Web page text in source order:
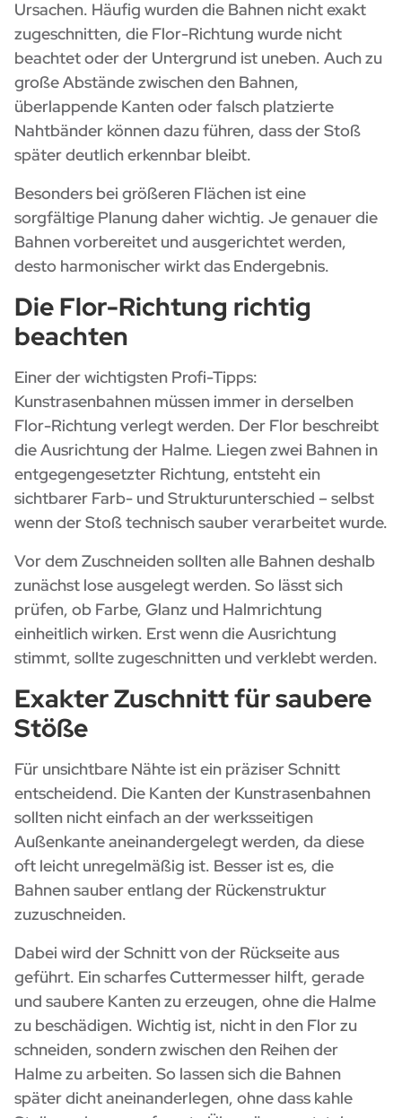
Ursachen. Häufig wurden die Bahnen nicht exakt
zugeschnitten, die Flor-Richtung wurde nicht
beachtet oder der Untergrund ist uneben. Auch zu
große Abstände zwischen den Bahnen,
überlappende Kanten oder falsch platzierte
Nahtbänder können dazu führen, dass der Stoß
später deutlich erkennbar bleibt.
Besonders bei größeren Flächen ist eine
sorgfältige Planung daher wichtig. Je genauer die
Bahnen vorbereitet und ausgerichtet werden,
desto harmonischer wirkt das Endergebnis.
Die Flor-Richtung richtig
beachten
Einer der wichtigsten Profi-Tipps:
Kunstrasenbahnen müssen immer in derselben
Flor-Richtung verlegt werden. Der Flor beschreibt
die Ausrichtung der Halme. Liegen zwei Bahnen in
entgegengesetzter Richtung, entsteht ein
sichtbarer Farb- und Strukturunterschied – selbst
wenn der Stoß technisch sauber verarbeitet wurde.
Vor dem Zuschneiden sollten alle Bahnen deshalb
zunächst lose ausgelegt werden. So lässt sich
prüfen, ob Farbe, Glanz und Halmrichtung
einheitlich wirken. Erst wenn die Ausrichtung
stimmt, sollte zugeschnitten und verklebt werden.
Exakter Zuschnitt für saubere
Stöße
Für unsichtbare Nähte ist ein präziser Schnitt
entscheidend. Die Kanten der Kunstrasenbahnen
sollten nicht einfach an der werksseitigen
Außenkante aneinandergelegt werden, da diese
oft leicht unregelmäßig ist. Besser ist es, die
Bahnen sauber entlang der Rückenstruktur
zuzuschneiden.
Dabei wird der Schnitt von der Rückseite aus
geführt. Ein scharfes Cuttermesser hilft, gerade
und saubere Kanten zu erzeugen, ohne die Halme
zu beschädigen. Wichtig ist, nicht in den Flor zu
schneiden, sondern zwischen den Reihen der
Halme zu arbeiten. So lassen sich die Bahnen
später dicht aneinanderlegen, ohne dass kahle